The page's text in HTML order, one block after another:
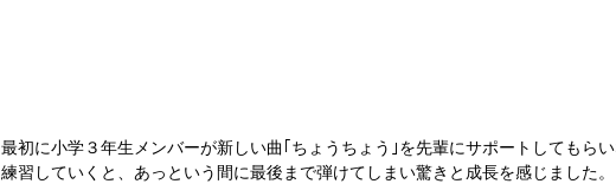
最初に小学３年生メンバーが新しい曲｢ちょうちょう｣を先輩にサポートしてもら
練習していくと、あっという間に最後まで弾けてしまい驚きと成長を感じました。